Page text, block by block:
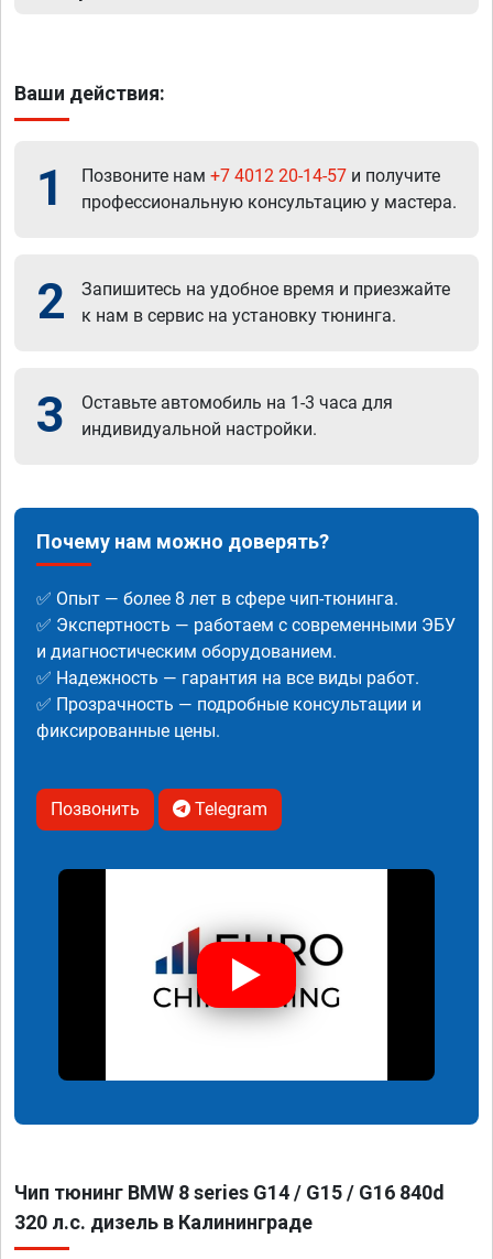
Ваши действия:
1 Позвоните нам +7 4012 20-14-57 и получите
профессиональную консультацию у мастера.
2
Запишитесь на удобное время и приезжайте
к нам в сервис на установку тюнинга.
3
Оставьте автомобиль на 1-3 часа для
индивидуальной настройки.
Почему нам можно доверять?
✅ Опыт — более 8 лет в сфере чип-тюнинга.
✅ Экспертность — работаем с современными ЭБУ
и диагностическим оборудованием.
✅ Надежность — гарантия на все виды работ.
✅ Прозрачность — подробные консультации и
фиксированные цены.
Позвонить Telegram
Чип тюнинг BMW 8 series G14 / G15 / G16 840d
320 л.с. дизель в Калининграде